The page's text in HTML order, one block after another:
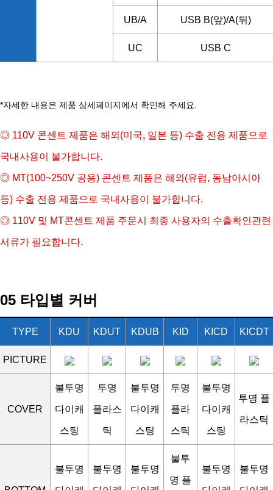
UB/A USB B(앞)/A(뒤)
UC USB C
*자세한 내용은 제품 상세페이지에서 확인해 주세요.
◎ 110V 콘센트 제품은 해외(미국, 일본 등) 수출 전용 제품으로
국내사용이 불가합니다.
◎ MT(100~250V 공용) 콘센트 제품은 해외(유럽, 동남아시아
등) 수출 전용 제품으로 국내사용이 불가합니다.
◎ 110V 및 MT콘센트 제품 주문시 최종 사용자의 수출확인관련
서류가 필요합니다.
05 타입별 커버
TYPE KDU KDUT KDUB KID KICD KICDT
PICTURE
COVER
불투명
다이캐
스팅
투명
플라스
틱
불투명
다이캐
스팅
투명
플라
스틱
불투명
다이캐
스팅
투명 플
라스틱
불투명 불투명 불투명
불투
명 플
불투명 불투명